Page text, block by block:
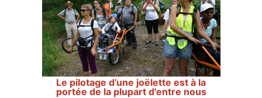
Le pilotage d’une joëlette est à la
portée de la plupart d'entre nous